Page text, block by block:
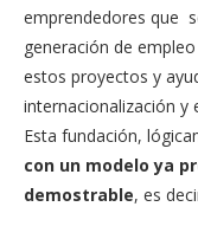
emprendedores que
generación de
estos proyectos y
internacionalización y
Esta fundación,
con un modelo ya
demostrable, es